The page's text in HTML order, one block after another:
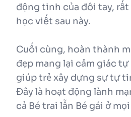
động tinh của đôi tay,
học viết sau này.
Cuối cùng, hoàn thành
đẹp mang lại cảm giác tự
giúp trẻ xây dựng sự tự
Đây là hoạt động lành
cả Bé trai lẫn Bé gái ở